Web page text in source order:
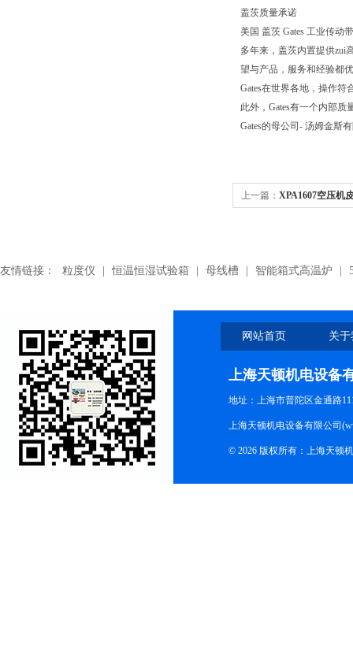
盖茨质量承诺
美国 盖茨 Gates 工业传动
多年来，盖茨内置提供zui
望与产品，服务和经验都
Gates在世界各地，操作符
此外，Gates有一个内部
Gates的母公司- 汤姆金斯
上一篇： XPA1607空压机
友情链接： 粒度仪 恒温恒湿试验箱 母线槽 智能箱式高温炉
网站首页 关
上海天顿机电设备
地址：上海市普陀区金通路
上海天顿机电设备有限公司
© 2026 版权所有：上海天顿